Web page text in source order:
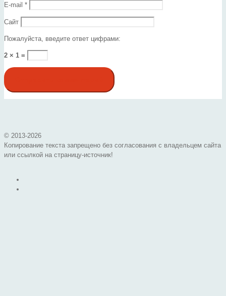
E-mail *
Сайт
Пожалуйста, введите ответ цифрами:
2 × 1 =
© 2013-2026
Копирование текста запрещено без согласования с владельцем сайта
или ссылкой на страницу-источник!